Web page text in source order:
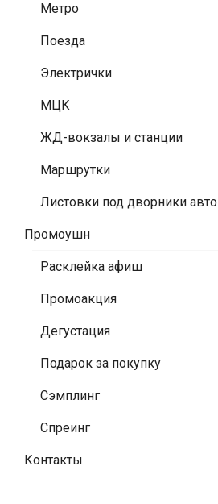
Метро
Поезда
Электрички
МЦК
ЖД-вокзалы и станции
Маршрутки
Листовки под дворники авто
Промоушн
Расклейка афиш
Промоакция
Дегустация
Подарок за покупку
Сэмплинг
Спреинг
Контакты